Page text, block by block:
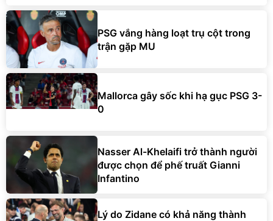
PSG vắng hàng loạt trụ cột trong
trận gặp MU
Mallorca gây sốc khi hạ gục PSG 3-
0
Nasser Al-Khelaifi trở thành người
được chọn để phế truất Gianni
Infantino
Lý do Zidane có khả năng thành